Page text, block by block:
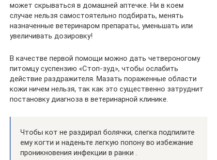
может скрываться в домашней аптечке. Ни в коем
случае нельзя самостоятельно подбирать, менять
назначенные ветеринаром препараты, уменьшать или
увеличивать дозировку!
В качестве первой помощи можно дать четвероногому
питомцу суспензию «Стоп-зуд», чтобы ослабить
действие раздражителя. Мазать пораженные области
кожи ничем нельзя, так как это существенно затруднит
постановку диагноза в ветеринарной клинике.
Чтобы кот не раздирал болячки, слегка подпилите
ему когти и наденьте легкую попону во избежание
проникновения инфекции в ранки .